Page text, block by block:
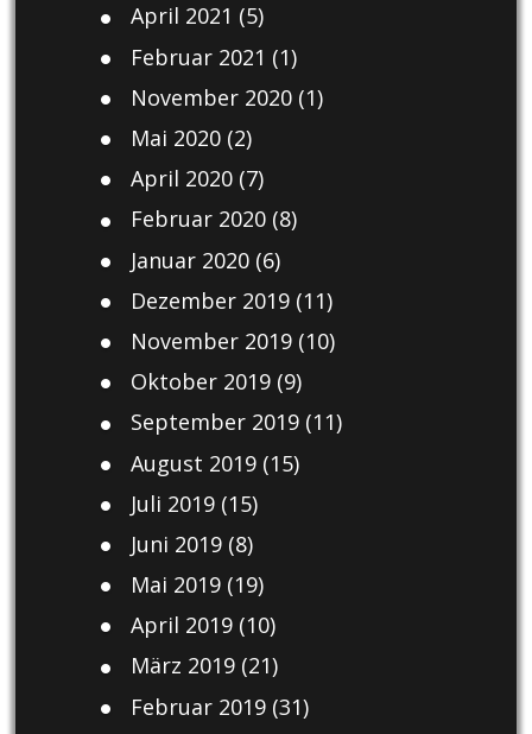
April 2021 (5)
Februar 2021 (1)
November 2020(1)
Mai 2020(2)
April 2020(7)
Februar 2020(8)
Januar 2020(6)
Dezember 2019(11)
November 2019(10)
Oktober 2019(9)
September 2019(11)
August 2019(15)
Juli 2019(15)
Juni 2019(8)
Mai 2019(19)
April 2019(10)
März 2019(21)
Februar 2019(31)